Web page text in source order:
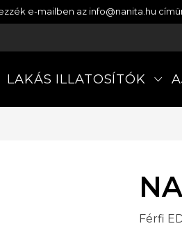
e-mailben az info@nanita.hu
LAKÁS ILLATOSÍTÓK
Férfi